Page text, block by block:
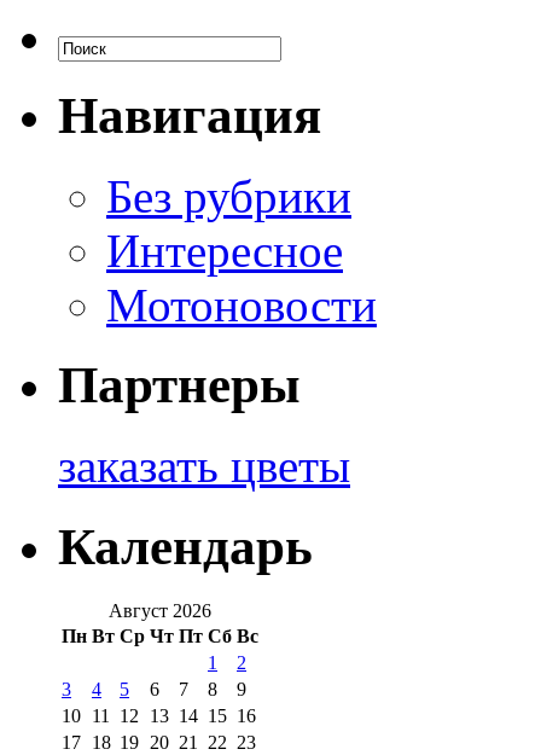
Навигация
Без рубрики
Интересное
Мотоновости
Партнеры
заказать цветы
Календарь
Август 2026
Пн Вт Ср Чт Пт Сб Вс
1
2
3
4 5 6 7 8
9
10 11 12 13 14 15 16
17 18 19 20 21 22 23